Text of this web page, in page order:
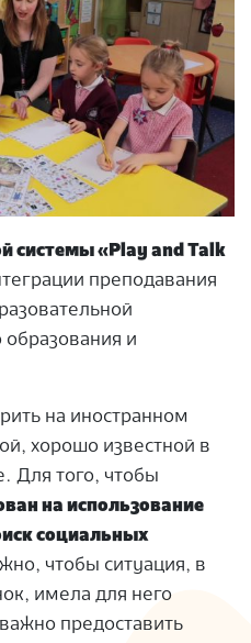
системы «Play and Talk
преподавания
и
на иностранном
хорошо известной в
Для того, чтобы
на использование
социальных
чтобы ситуация, в
имела для него
предоставить